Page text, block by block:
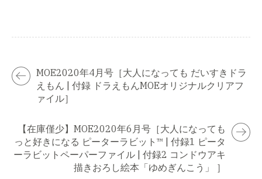
MOE2020年4月号［大人になっても だいすきドラ
えもん | 付録 ドラえもんMOEオリジナルクリアフ
ァイル］
【在庫僅少】MOE2020年6月号［大人になっても
っと好きになる ピーターラビット™ | 付録1 ピータ
ーラビットペーパーファイル | 付録2 コンドウアキ
描きおろし絵本「ゆめぎんこう」 ］